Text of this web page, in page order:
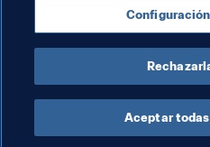
Presidente de la FIFA
Aceptar